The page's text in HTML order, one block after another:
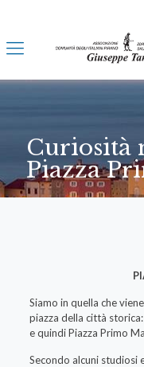
Curiosità
Piazza
Siamo in quella che
piazza della città
e quindi Piazza Primo
Secondo alcuni studiosi